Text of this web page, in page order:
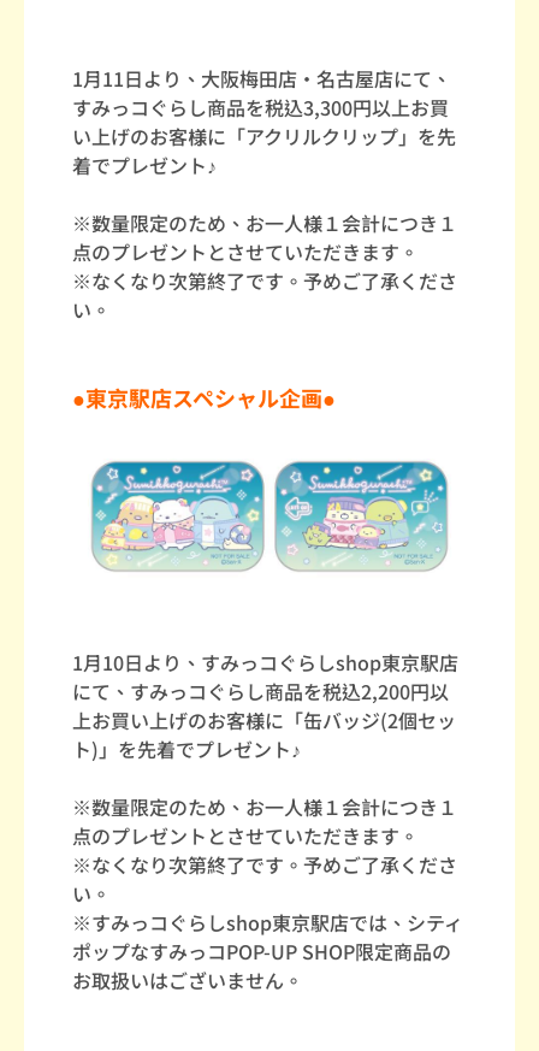
1月11日より、大阪梅田店・名古屋店にて、
すみっコぐらし商品を税込3,300円以上お買
い上げのお客様に「アクリルクリップ」を先
着でプレゼント♪
※数量限定のため、お一人様１会計につき１
点のプレゼントとさせていただきます。
※なくなり次第終了です。予めご了承くださ
い。
●東京駅店スペシャル企画●
1月10日より、すみっコぐらしshop東京駅店
にて、すみっコぐらし商品を税込2,200円以
上お買い上げのお客様に「缶バッジ(2個セッ
ト)」を先着でプレゼント♪
※数量限定のため、お一人様１会計につき１
点のプレゼントとさせていただきます。
※なくなり次第終了です。予めご了承くださ
い。
※すみっコぐらしshop東京駅店では、シティ
ポップなすみっコPOP-UP SHOP限定商品の
お取扱いはございません。